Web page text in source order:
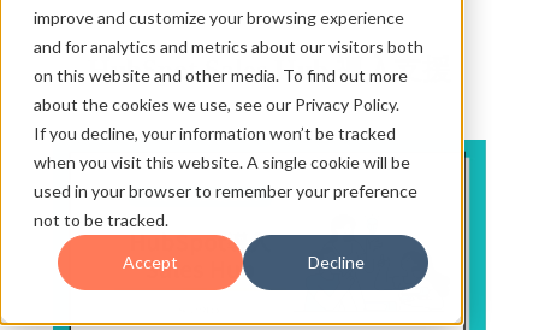
improve and customize your browsing experience
and for analytics and metrics about our visitors both
on this website and other media. To find out more
about the cookies we use, see our Privacy Policy.
If you decline, your information won’t be tracked
when you visit this website. A single cookie will be
used in your browser to remember your preference
not to be tracked.
Accept Decline
HubSpot Sales Hub 導入支援